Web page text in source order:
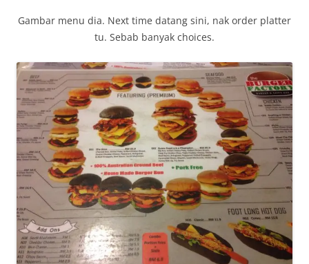
Gambar menu dia. Next time datang sini, nak order platter
tu. Sebab banyak choices.